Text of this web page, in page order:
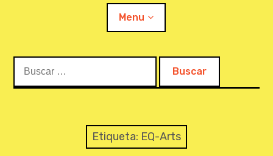
Menu
O PROJETO
Etiqueta: EQ-Arts